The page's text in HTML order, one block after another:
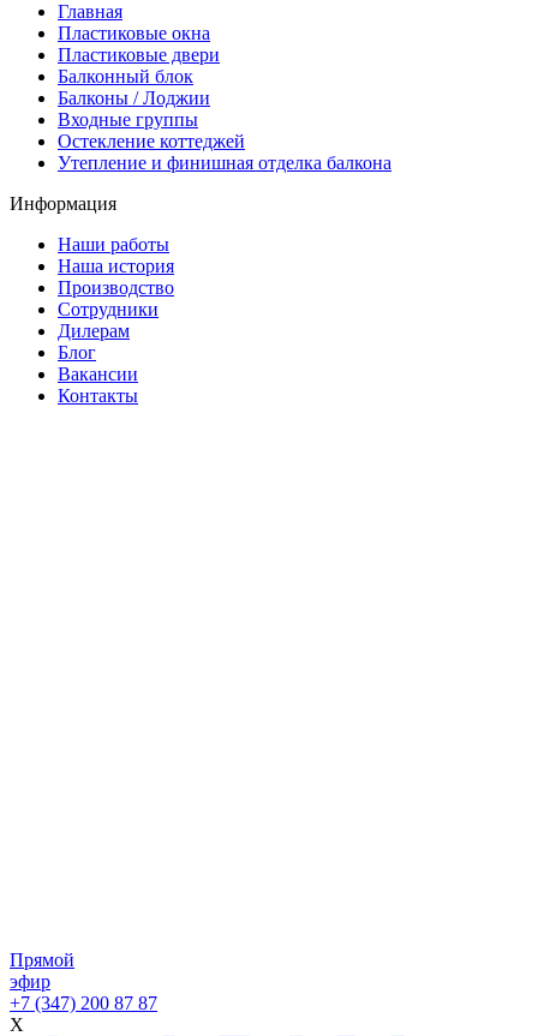
Главная
Пластиковые окна
Пластиковые двери
Балконный блок
Балконы / Лоджии
Входные группы
Остекление коттеджей
Утепление и финишная отделка балкона
Информация
Наши работы
Наша история
Производство
Сотрудники
Дилерам
Блог
Вакансии
Контакты
Прямой
эфир
+7 (347) 200 87 87
X